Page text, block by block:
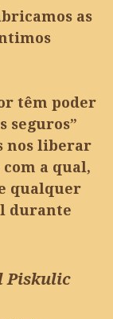
as
têm poder
seguros”
nos liberar
a qual,
qualquer
durante
Piskulic